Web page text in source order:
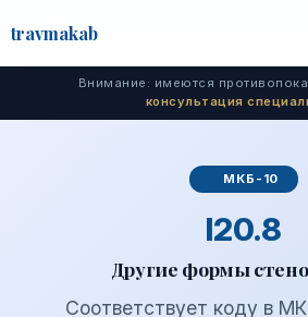
travmakab
Внимание: имеются
консультация
МКБ-10
I20.8
Другие формы
Соответствует коду в